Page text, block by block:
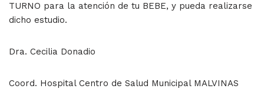
TURNO para la atención de tu BEBE, y pueda realizarse
dicho estudio.
Dra. Cecilia Donadio
Coord. Hospital Centro de Salud Municipal MALVINAS